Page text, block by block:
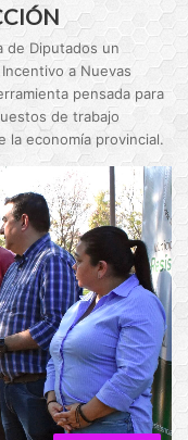
de Diputados un
a Nuevas
pensada para
de trabajo
la economía provincial.